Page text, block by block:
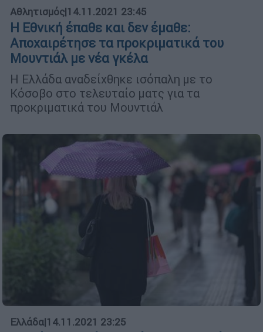
Αθλητισμός|14.11.2021 23:45
Η Εθνική έπαθε και δεν έμαθε:
Αποχαιρέτησε τα προκριματικά του
Μουντιάλ με νέα γκέλα
Η Ελλάδα αναδείχθηκε ισόπαλη με το
Κόσοβο στο τελευταίο ματς για τα
προκριματικά του Μουντιάλ
Ελλάδα|14.11.2021 23:25